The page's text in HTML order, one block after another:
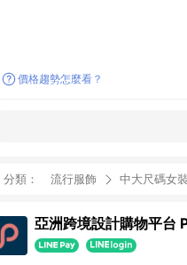
價格趨勢怎麼看？
分類： 流行服飾 中大尺碼女裝
亞洲跨境設計購物平台